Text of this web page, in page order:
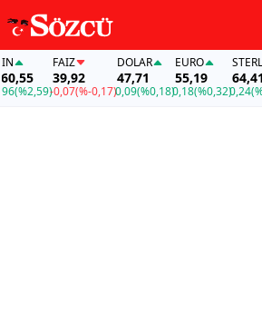
39,92
-0,07(%-0,17)
DOLAR
47,71
0,09(%0,18)
EURO
55,19
0,18(%0,32)
STERLIN
64,41
0,24